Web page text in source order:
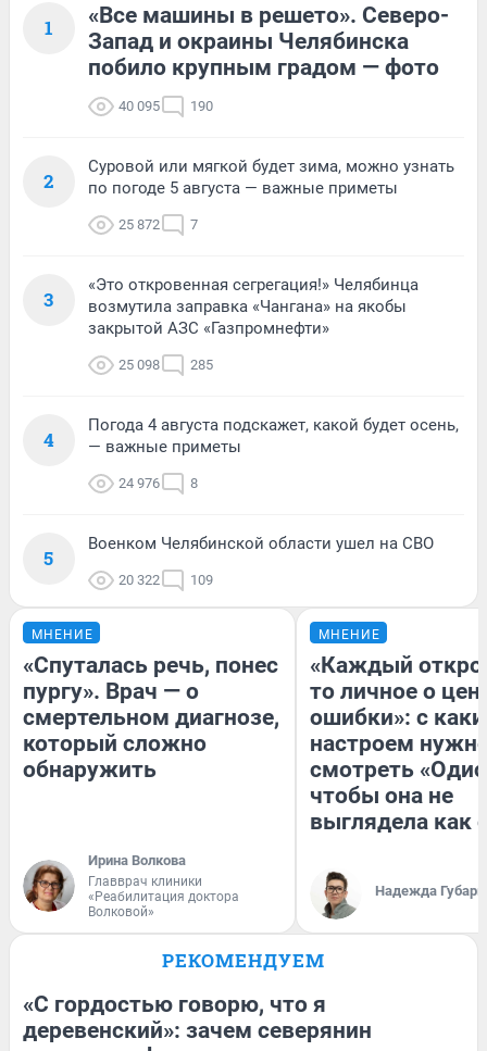
1
«Все машины в решето». Северо-
Запад и окраины Челябинска
побило крупным градом — фото
40 095 190
2
Суровой или мягкой будет зима, можно узнать
по погоде 5 августа — важные приметы
25 872 7
3
«Это откровенная сегрегация!» Челябинца
возмутила заправка «Чангана» на якобы
закрытой АЗС «Газпромнефти»
25 098 285
4
Погода 4 августа подскажет, какой будет осень,
— важные приметы
24 976 8
5
Военком Челябинской области ушел на СВО
20 322 109
МНЕНИЕ
«Спуталась речь, понес
пургу». Врач — о
смертельном диагнозе,
который сложно
обнаружить
Ирина Волкова
Главврач клиники
«Реабилитация доктора
Волковой»
МНЕНИЕ
«Каждый
то личное о
ошибки»: с
настроем
смотреть
чтобы она не
выглядела как
Надежда Губарь
РЕКОМЕНДУЕМ
«С гордостью говорю, что я
деревенский»: зачем северянин